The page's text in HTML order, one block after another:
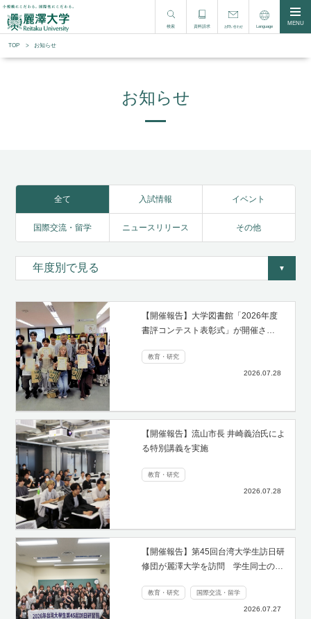
検索 資料請求 お問い合わせ Language MENU
TOP お知らせ
お知らせ
全て 入試情報 イベント
国際交流・留学 ニュースリリース その他
【開催報告】大学図書館「2026年度
書評コンテスト表彰式」が開催さ…
教育・研究
2026.07.28
【開催報告】流山市長 井崎義治氏によ
る特別講義を実施
教育・研究
2026.07.28
【開催報告】第45回台湾大学生訪日研
修団が麗澤大学を訪問 学生同士の…
教育・研究 国際交流・留学
2026.07.27